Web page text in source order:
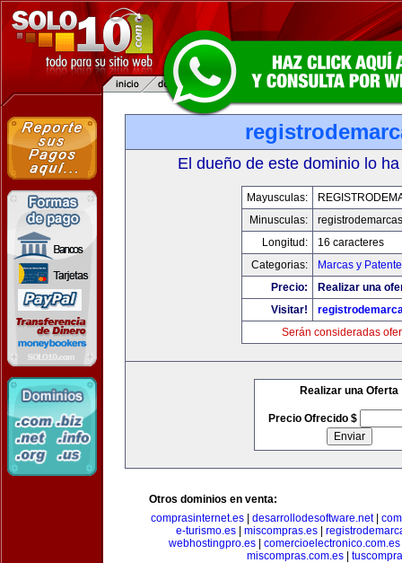
El dueño de este dominio lo
Mayusculas:
Minusculas:
Longitud:
16 caracteres
Categorias:
Marcas y
Precio:
Realizar una
Visitar!
Serán consideradas
Realizar una Oferta
Precio Ofrecido $
Otros dominios en venta:
comprasinternet.es
desarrollodesoftware.net|
e-turismo.es
miscompras.es
webhostingpro.es| comercioelectronico.com.es
miscompras.com.es